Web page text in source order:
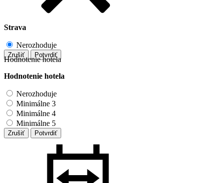
Strava
Nerozhoduje
Zrušiť Potvrdiť
Hodnotenie hotela
Hodnotenie hotela
Nerozhoduje
Minimálne 3
Minimálne 4
Minimálne 5
Zrušiť Potvrdiť